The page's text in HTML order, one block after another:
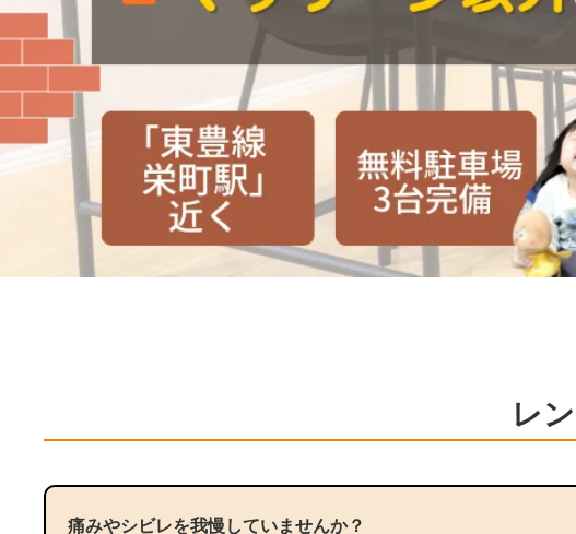
レ
痛みやシビレを我慢していませんか？